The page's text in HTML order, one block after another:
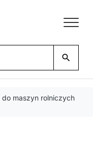
search
maszyn rolniczych